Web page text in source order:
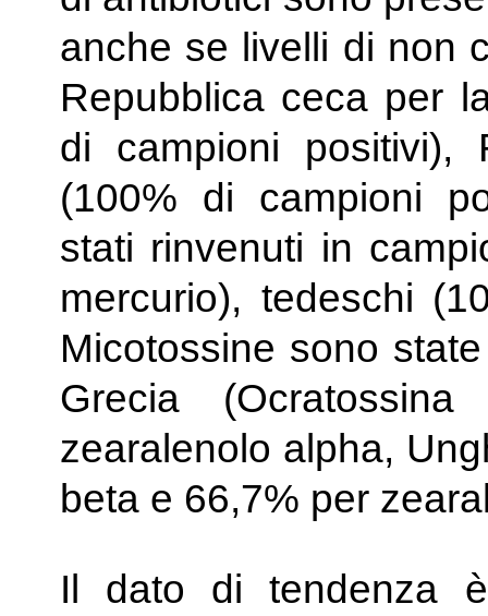
anche se livelli di non
Repubblica ceca per
di campioni positivi),
(100% di campioni
stati rinvenuti in
mercurio), tedeschi
Micotossine sono
Grecia
zearalenolo alpha,
beta e 66,7% per
Il dato di tendenza